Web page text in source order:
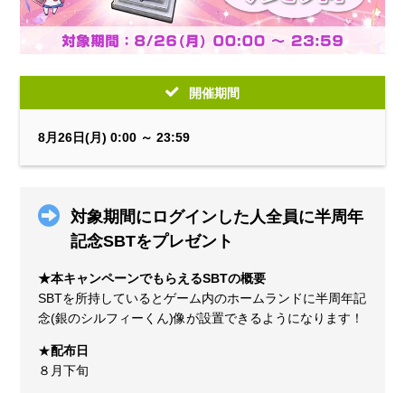
開催期間
8月26日(月) 0:00 ～ 23:59
対象期間にログインした人全員に半周年
記念SBTをプレゼント
★本キャンペーンでもらえるSBTの概要
SBTを所持しているとゲーム内のホームランドに半周年記
念(銀のシルフィーくん)像が設置できるようになります！
★配布日
８月下旬